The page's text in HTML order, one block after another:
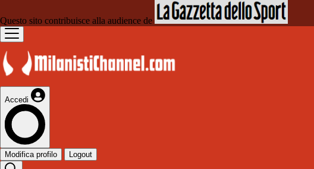
Questo sito contribuisce alla audience de
Accedi
Modifica profilo Logout